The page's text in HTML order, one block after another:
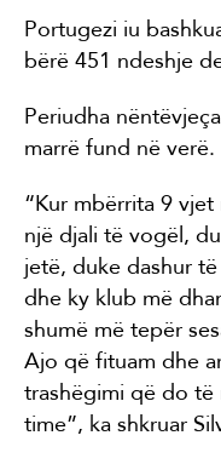
Portugezi iu
bërë 451 ndeshje
Periudha
marrë fund në verë.
“Kur mbërrita 9
një djali të vogël,
jetë, duke dashur
dhe ky klub më
shumë më tepër
Ajo që fituam dhe
trashëgimi që do të
time”, ka shkruar